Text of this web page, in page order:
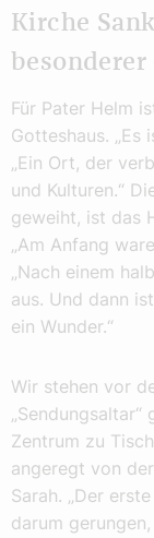
Kirche
besonderer
Für Pater Helm
Gotteshaus. „Es
„Ein Ort, der
und Kulturen.“
geweiht, ist das
„Am Anfang
„Nach einem
aus. Und dann
ein Wunder.“
Wir stehen vor
Zentrum zu
angeregt von
Sarah. „Der
darum